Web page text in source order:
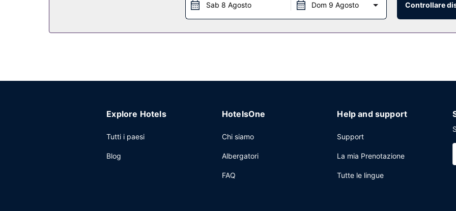
Soddisfa la tua voglia di mangiare bene da Casa Clat, uno dei 2 ristoranti presso un hotel, specializzato in crudité.
Sab 8 Agosto Dom 9 Agosto Controllare
Explore Hotels
Tutti i paesi
Blog
HotelsOne
Chi siamo
Albergatori
FAQ
Help and support
Support
La mia Prenotazione
Tutte le lingue